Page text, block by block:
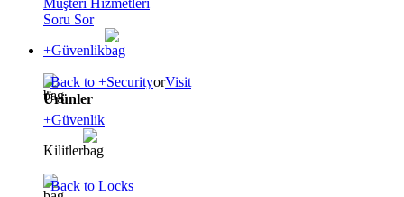
Soru Sor
+Güvenlik
Back to +SecurityorVisit
Ürünler
+Güvenlik
Kilitler
Back to Locks